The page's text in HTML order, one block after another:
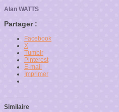
Alan WATTS
Partager :
Facebook
X
Tumblr
Pinterest
E-mail
Imprimer
Similaire